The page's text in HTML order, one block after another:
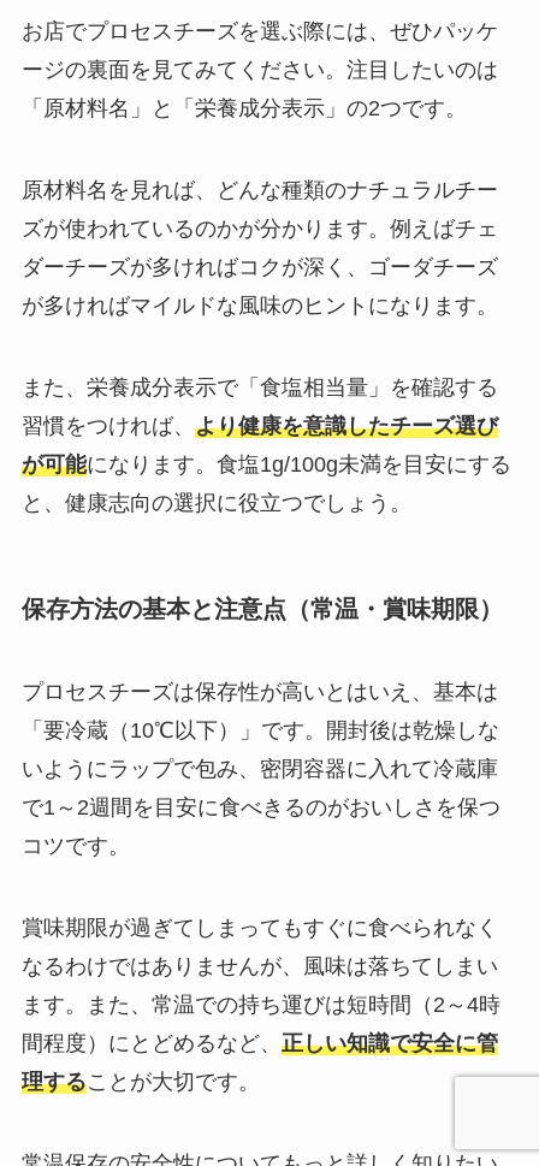
お店でプロセスチーズを選ぶ際には、ぜひパッケ
ージの裏面を見てみてください。注目したいのは
「原材料名」と「栄養成分表示」の2つです。
原材料名を見れば、どんな種類のナチュラルチー
ズが使われているのかが分かります。例えばチェ
ダーチーズが多ければコクが深く、ゴーダチーズ
が多ければマイルドな風味のヒントになります。
また、栄養成分表示で「食塩相当量」を確認する
習慣をつければ、 より健康を意識したチーズ選び
が可能になります。食塩1g/100g未満を目安にする
と、健康志向の選択に役立つでしょう。
保存方法の基本と注意点（常温・賞味期限）
プロセスチーズは保存性が高いとはいえ、基本は
「要冷蔵（10℃以下）」です。開封後は乾燥しな
いようにラップで包み、密閉容器に入れて冷蔵庫
で1～2週間を目安に食べきるのがおいしさを保つ
コツです。
賞味期限が過ぎてしまってもすぐに食べられなく
なるわけではありませんが、風味は落ちてしまい
ます。また、常温での持ち運びは短時間（2～4時
間程度）にとどめるなど、 正しい知識で安全に管
理することが大切です。